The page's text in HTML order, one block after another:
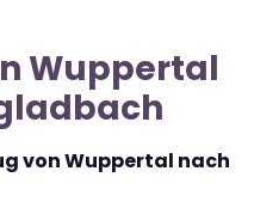
Wuppertal
von Wuppertal nach